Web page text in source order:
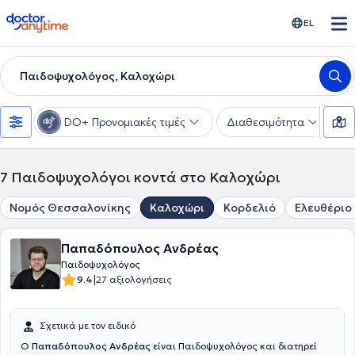
doctoranytime EL
Παιδοψυχολόγος, Καλοχώρι
DO+ Προνομιακές τιμές Διαθεσιμότητα
7 Παιδοψυχολόγοι κοντά στο Καλοχώρι
Νομός Θεσσαλονίκης Καλοχώρι Κορδελιό
Παπαδόπουλος Ανδρέας
Παιδοψυχολόγος
9.4|27 αξιολογήσεις
Σχετικά με τον ειδικό
Ο Παπαδόπουλος Ανδρέας είναι Παιδοψυχολόγος και διατηρεί